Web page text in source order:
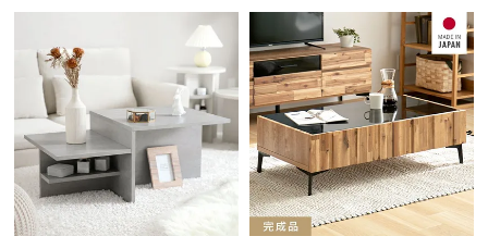
て
搬
入
経
路
に
つ
天然木製品について
本製品は天然木製品です。木目や色合いには個体
差があります。また、素材の木目を活かして風合
いを出す塗装を施しており、下地である天然木本
来の色合いによって掲載写真とは仕上がりが異な
る場合がございます。日光や照明の種類など、環
境によっても下地の濃淡の見え方に変化が生じま